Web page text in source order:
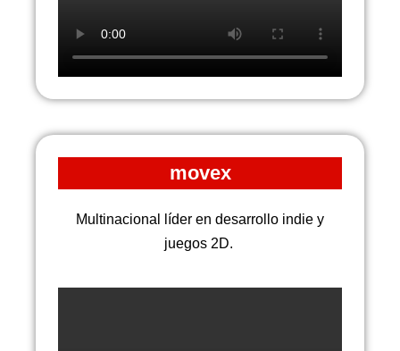
movex
Multinacional líder en desarrollo indie y
juegos 2D.